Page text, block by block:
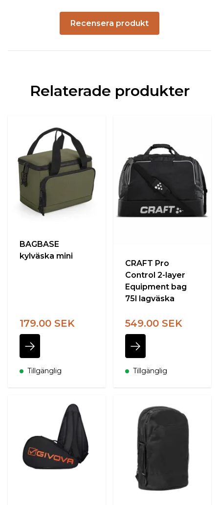
Recensera produkt
Relaterade produkter
BAGBASE
kylväska mini
179.00 SEK
Tillgänglig
CRAFT Pro
Control 2-layer
Equipment bag
75l lagväska
549.00 SEK
Tillgänglig